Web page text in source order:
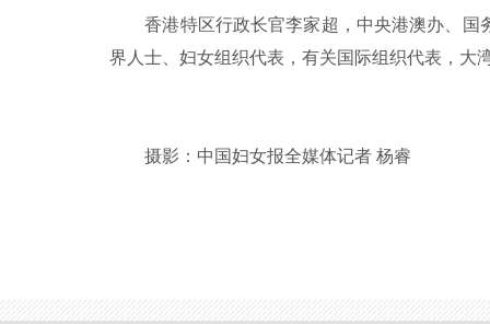
香港特区行政长官李家超，中央港澳办、国
界人士、妇女组织代表，有关国际组织代表，大
摄影：中国妇女报全媒体记者 杨睿